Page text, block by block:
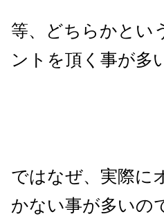
等、どちらかとい
ントを頂く事が多
ではなぜ、実際に
かない事が多いの